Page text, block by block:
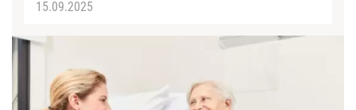
15.09.2025